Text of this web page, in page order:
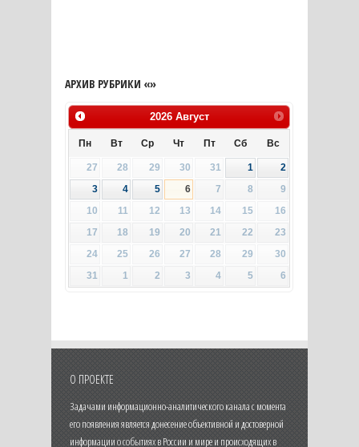
АРХИВ РУБРИКИ «»
2026 Август
Пн Вт Ср Чт Пт Сб Вс
27 28 29 30 31 1
2
3
4 5 6 7 8
9
10
11 12 13 14 15
16
17
18 19 20 21 22
23
24
25 26 27 28 29
30
31
1 2 3 4 5 6
О ПРОЕКТЕ
Задачами информационно-аналитического канала с момента
его появления является донесение объективной и достоверной
информации о событиях в России и мире и происходящих в